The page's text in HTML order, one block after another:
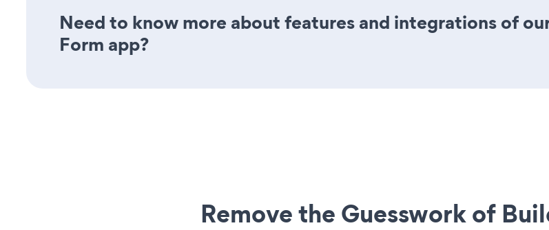
Need to know more about features and integrations of
Form app?
Remove the Guesswork of